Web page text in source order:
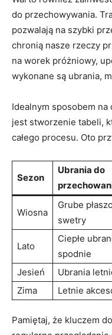
do przechowywania.
pozwalają na szybki
chronią nasze rzeczy
na worek próżniowy,
⁣wykonane są ubrania,‍
Idealnym sposobem
jest stworzenie tabeli,
całego procesu. Oto
Sezon
Ubrania do
Wiosna
Grube
swetry
Lato
Ciepłe
spodnie
Jesień
Ubrania
Zima
Letnie
Pamiętaj, że kluczem